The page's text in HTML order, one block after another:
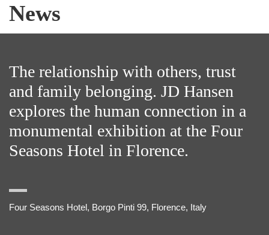
News
The relationship with others, trust
and family belonging. JD Hansen
explores the human connection in a
monumental exhibition at the Four
Seasons Hotel in Florence.
Four Seasons Hotel, Borgo Pinti 99, Florence, Italy